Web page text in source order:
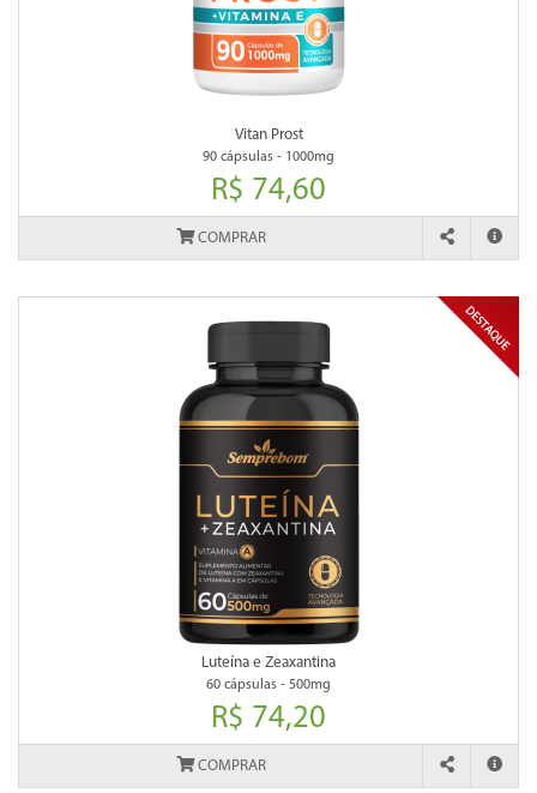
Vitan Prost
90 cápsulas - 1000mg
R$ 74,60
COMPRAR
Luteína e Zeaxantina
60 cápsulas - 500mg
R$ 74,20
COMPRAR